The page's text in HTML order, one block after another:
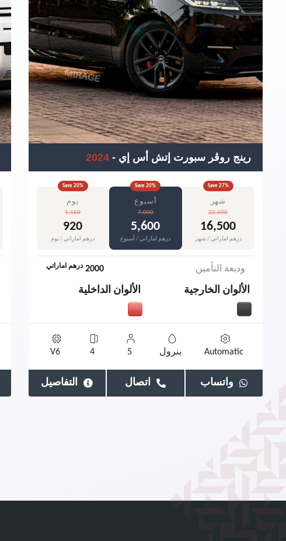
رينج روڤر سبورت إتش أس إي -
2024
Save 20%
يوم
1,150
920
درهم اماراتي / يوم
Save20%
أسبوع
7,000
5,600
درهم اماراتي / أسبوع
Save 27%
شهر
22,500
16,500
درهم اماراتي / شهر
وديعة التأمين 2000 درهم اماراتي
الألوان الخارجية الألوان الداخلية
Automatic بنرول 5
4
V6
واتساب اتصال التفاصيل